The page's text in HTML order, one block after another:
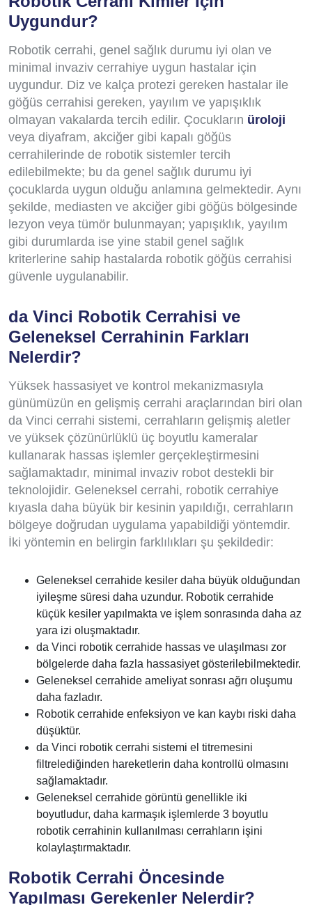
Uygundur?
Robotik cerrahi, genel sağlık durumu iyi olan ve
minimal invaziv cerrahiye uygun hastalar için
uygundur. Diz ve kalça protezi gereken hastalar ile
göğüs cerrahisi gereken, yayılım ve yapışıklık
olmayan vakalarda tercih edilir. Çocukların üroloji
veya diyafram, akciğer gibi kapalı göğüs
cerrahilerinde de robotik sistemler tercih
edilebilmekte; bu da genel sağlık durumu iyi
çocuklarda uygun olduğu anlamına gelmektedir. Aynı
şekilde, mediasten ve akciğer gibi göğüs bölgesinde
lezyon veya tümör bulunmayan; yapışıklık, yayılım
gibi durumlarda ise yine stabil genel sağlık
kriterlerine sahip hastalarda robotik göğüs cerrahisi
güvenle uygulanabilir.
da Vinci Robotik Cerrahisi ve
Geleneksel Cerrahinin Farkları
Nelerdir?
Yüksek hassasiyet ve kontrol mekanizmasıyla
günümüzün en gelişmiş cerrahi araçlarından biri olan
da Vinci cerrahi sistemi, cerrahların gelişmiş aletler
ve yüksek çözünürlüklü üç boyutlu kameralar
kullanarak hassas işlemler gerçekleştirmesini
sağlamaktadır, minimal invaziv robot destekli bir
teknolojidir. Geleneksel cerrahi, robotik cerrahiye
kıyasla daha büyük bir kesinin yapıldığı, cerrahların
bölgeye doğrudan uygulama yapabildiği yöntemdir.
İki yöntemin en belirgin farklılıkları şu şekildedir:
Geleneksel cerrahide kesiler daha büyük olduğundan
iyileşme süresi daha uzundur. Robotik cerrahide
küçük kesiler yapılmakta ve işlem sonrasında daha az
yara izi oluşmaktadır.
da Vinci robotik cerrahide hassas ve ulaşılması zor
bölgelerde daha fazla hassasiyet gösterilebilmektedir.
Geleneksel cerrahide ameliyat sonrası ağrı oluşumu
daha fazladır.
Robotik cerrahide enfeksiyon ve kan kaybı riski daha
düşüktür.
da Vinci robotik cerrahi sistemi el titremesini
filtrelediğinden hareketlerin daha kontrollü olmasını
sağlamaktadır.
Geleneksel cerrahide görüntü genellikle iki
boyutludur, daha karmaşık işlemlerde 3 boyutlu
robotik cerrahinin kullanılması cerrahların işini
kolaylaştırmaktadır.
Robotik Cerrahi Öncesinde
Yapılması Gerekenler Nelerdir?